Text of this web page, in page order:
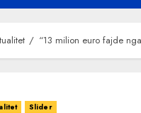
“13 milion euro fajde
Slider